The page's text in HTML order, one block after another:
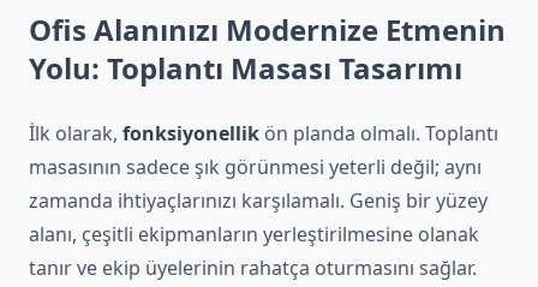
Ofis Alanınızı Modernize Etmenin
Yolu: Toplantı Masası Tasarımı
İlk olarak, fonksiyonellik ön planda olmalı. Toplantı
masasının sadece şık görünmesi yeterli değil; aynı
zamanda ihtiyaçlarınızı karşılamalı. Geniş bir yüzey
alanı, çeşitli ekipmanların yerleştirilmesine olanak
tanır ve ekip üyelerinin rahatça oturmasını sağlar.